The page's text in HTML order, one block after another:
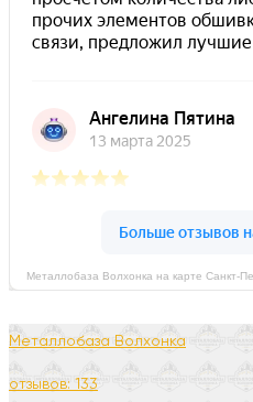
Металлобаза Волхонка
отзывов: 133